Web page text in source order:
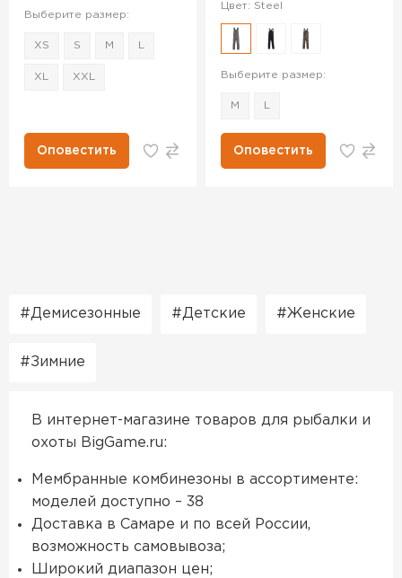
Выберите размер:
XS S M
XL XXL
Оповестить
Цвет: Steel
Выберите размер:
M
Оповестить
Демисезонные Детские Женские
Зимние
В интернет-магазине товаров для рыбалки и
охоты BigGame.ru:
Мембранные комбинезоны в ассортименте:
моделей доступно – 38
Доставка в Самаре и по всей России,
возможность самовывоза;
Широкий диапазон цен;